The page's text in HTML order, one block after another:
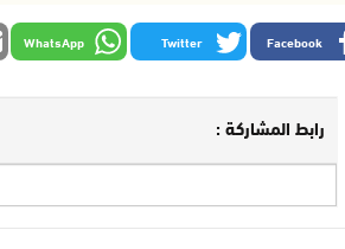
Facebook
Twitter
WhatsApp
رابط المشاركة :